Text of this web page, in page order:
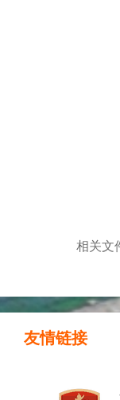
相关文
友情链接